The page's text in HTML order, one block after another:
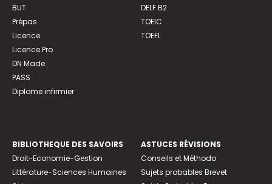
BUT
Prépas
Licence
Licence Pro
DN Made
PASS
Diplome infirmier
DELF B2
TOEIC
TOEFL
BIBLIOTHEQUE DES SAVOIRS
Droit-Economie-Gestion
Littérature-Sciences Humaines
ASTUCES RÉVISIONS
Conseils et Méthodo
Sujets probables Brevet